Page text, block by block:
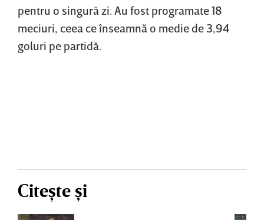
pentru o singură zi. Au fost programate 18
meciuri, ceea ce înseamnă o medie de 3,94
goluri pe partidă.
Citește și